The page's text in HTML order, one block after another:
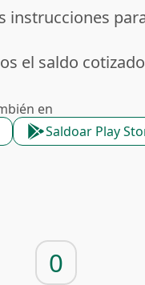
instrucciones
el saldo
en
Saldoar Play
0